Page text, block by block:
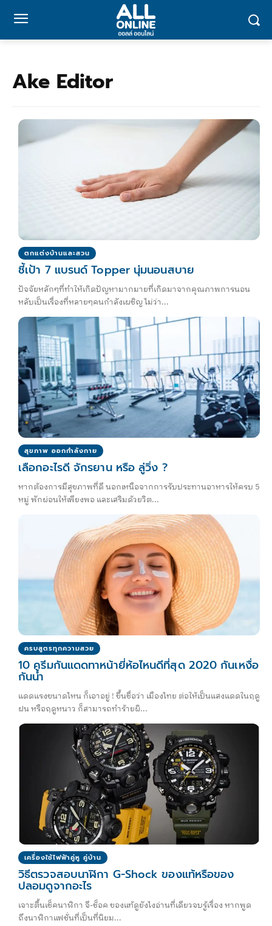
Ake Editor
ตกแต่งบ้านและสวน
ชี้เป้า 7 แบรนด์ Topper นุ่มนอนสบาย
ปัจจัยหลักๆที่ทำให้เกิดปัญหามากมายที่เกิดมาจากคุณภาพการนอน
หลับเป็นเรื่องที่หลายๆคนกำลังเผชิญ ไม่ว่า...
สุขภาพ ออกกำลังกาย
เลือกอะไรดี จักรยาน หรือ ลู่วิ่ง ?
หากต้องการมีสุขภาพที่ดี นอกเหนือจากการรับประทานอาหารให้ครบ 5
หมู่ พักผ่อนให้เพียงพอ และเสริมด้วยวิต...
ครบสูตรทุกความสวย
10 ครีมกันแดดทาหน้ายี่ห้อไหนดีที่สุด 2020 กันเหงื่อ
กันน้ำ
แดดแรงขนาดไหน ก็เอาอยู่ ! ขึ้นชื่อว่า เมืองไทย ต่อให้เป็นแสงแดดในฤดู
ฝน หรือฤดูหนาว ก็สามารถทำร้ายผิ...
เครื่องใช้ไฟฟ้าคู่หู คู่บ้าน
วิธีตรวจสอบนาฬิกา G-Shock ของแท้หรือของ
ปลอมดูจากอะไร
เจาะตื้นเช็คนาฬิกา จี-ช็อค ของแท้ดูยังไงอ่านที่เดียวจบรู้เรื่อง หากพูด
ถึงนาฬิกาแฟชั่นที่เป็นที่นิยม...